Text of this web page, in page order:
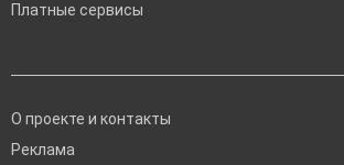
Платные сервисы
О проекте и контакты
Реклама